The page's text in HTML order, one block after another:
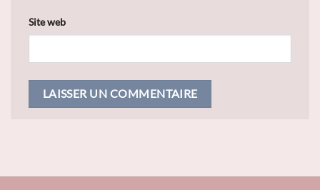
Site web